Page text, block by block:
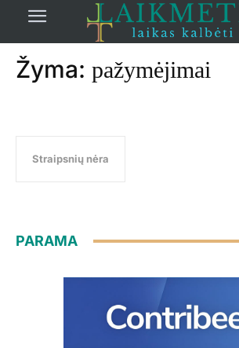
žymos Pažymėjimai
Žyma: pažymėjimai
Straipsnių nėra
PARAMA